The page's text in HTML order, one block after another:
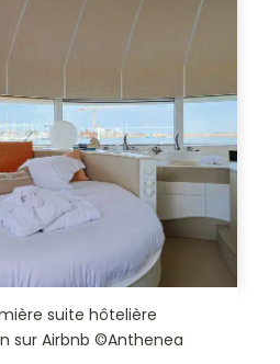
suite hôtelière
sur Airbnb ©Anthenea